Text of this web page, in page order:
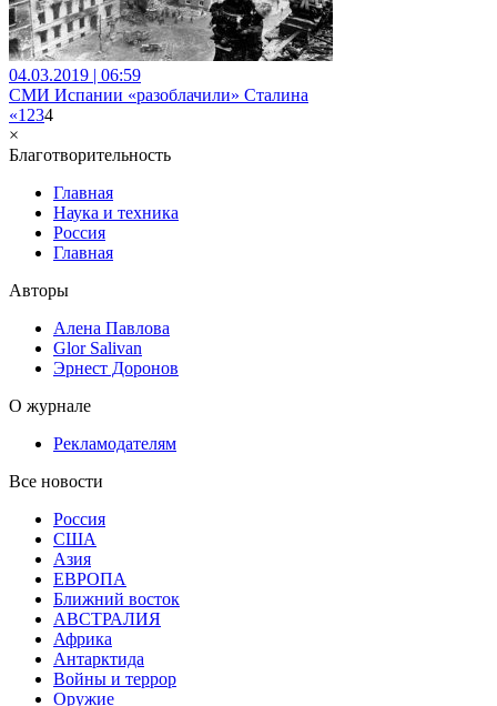
04.03.2019 | 06:59
СМИ Испании «разоблачили» Сталина
«1 234
×
Благотворительность
Главная
Наука и техника
Россия
Главная
Авторы
Алена Павлова
Glor Salivan
Эрнест Доронов
О журнале
Рекламодателям
Все новости
Россия
США
Азия
ЕВРОПА
Ближний восток
АВСТРАЛИЯ
Африка
Антарктида
Войны и террор
Оружие